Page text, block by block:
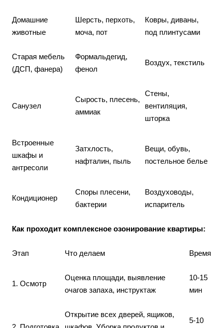
Домашние
животные
Шерсть, перхоть,
моча, пот
Ковры, диваны,
под плинтусами
Старая мебель
(ДСП, фанера)
Формальдегид,
фенол
Воздух, текстиль
Санузел
Сырость, плесень,
аммиак
Стены,
вентиляция,
шторка
Встроенные
шкафы и
антресоли
Затхлость,
нафталин, пыль
Вещи, обувь,
постельное белье
Кондиционер
Споры плесени,
бактерии
Воздуховоды,
испаритель
Как проходит комплексное озонирование квартиры:
Этап Что делаем Время
1. Осмотр
Оценка площади, выявление
очагов запаха, инструктаж
10-15
мин
Открытие всех дверей, ящиков,
5-10